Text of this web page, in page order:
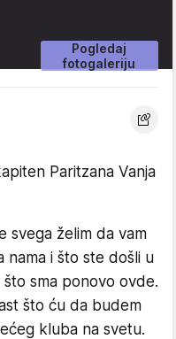
Pogledaj
fotogaleriju
Paritzana Vanja
svega želim da vam
nama i što ste došli u
sma ponovo ovde.
što ću da budem
kluba na svetu.